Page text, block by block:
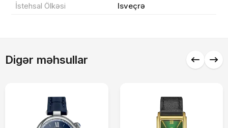
İstehsal Ölkəsi
Isveçrə
Digər məhsullar
Alış-verişə davam et